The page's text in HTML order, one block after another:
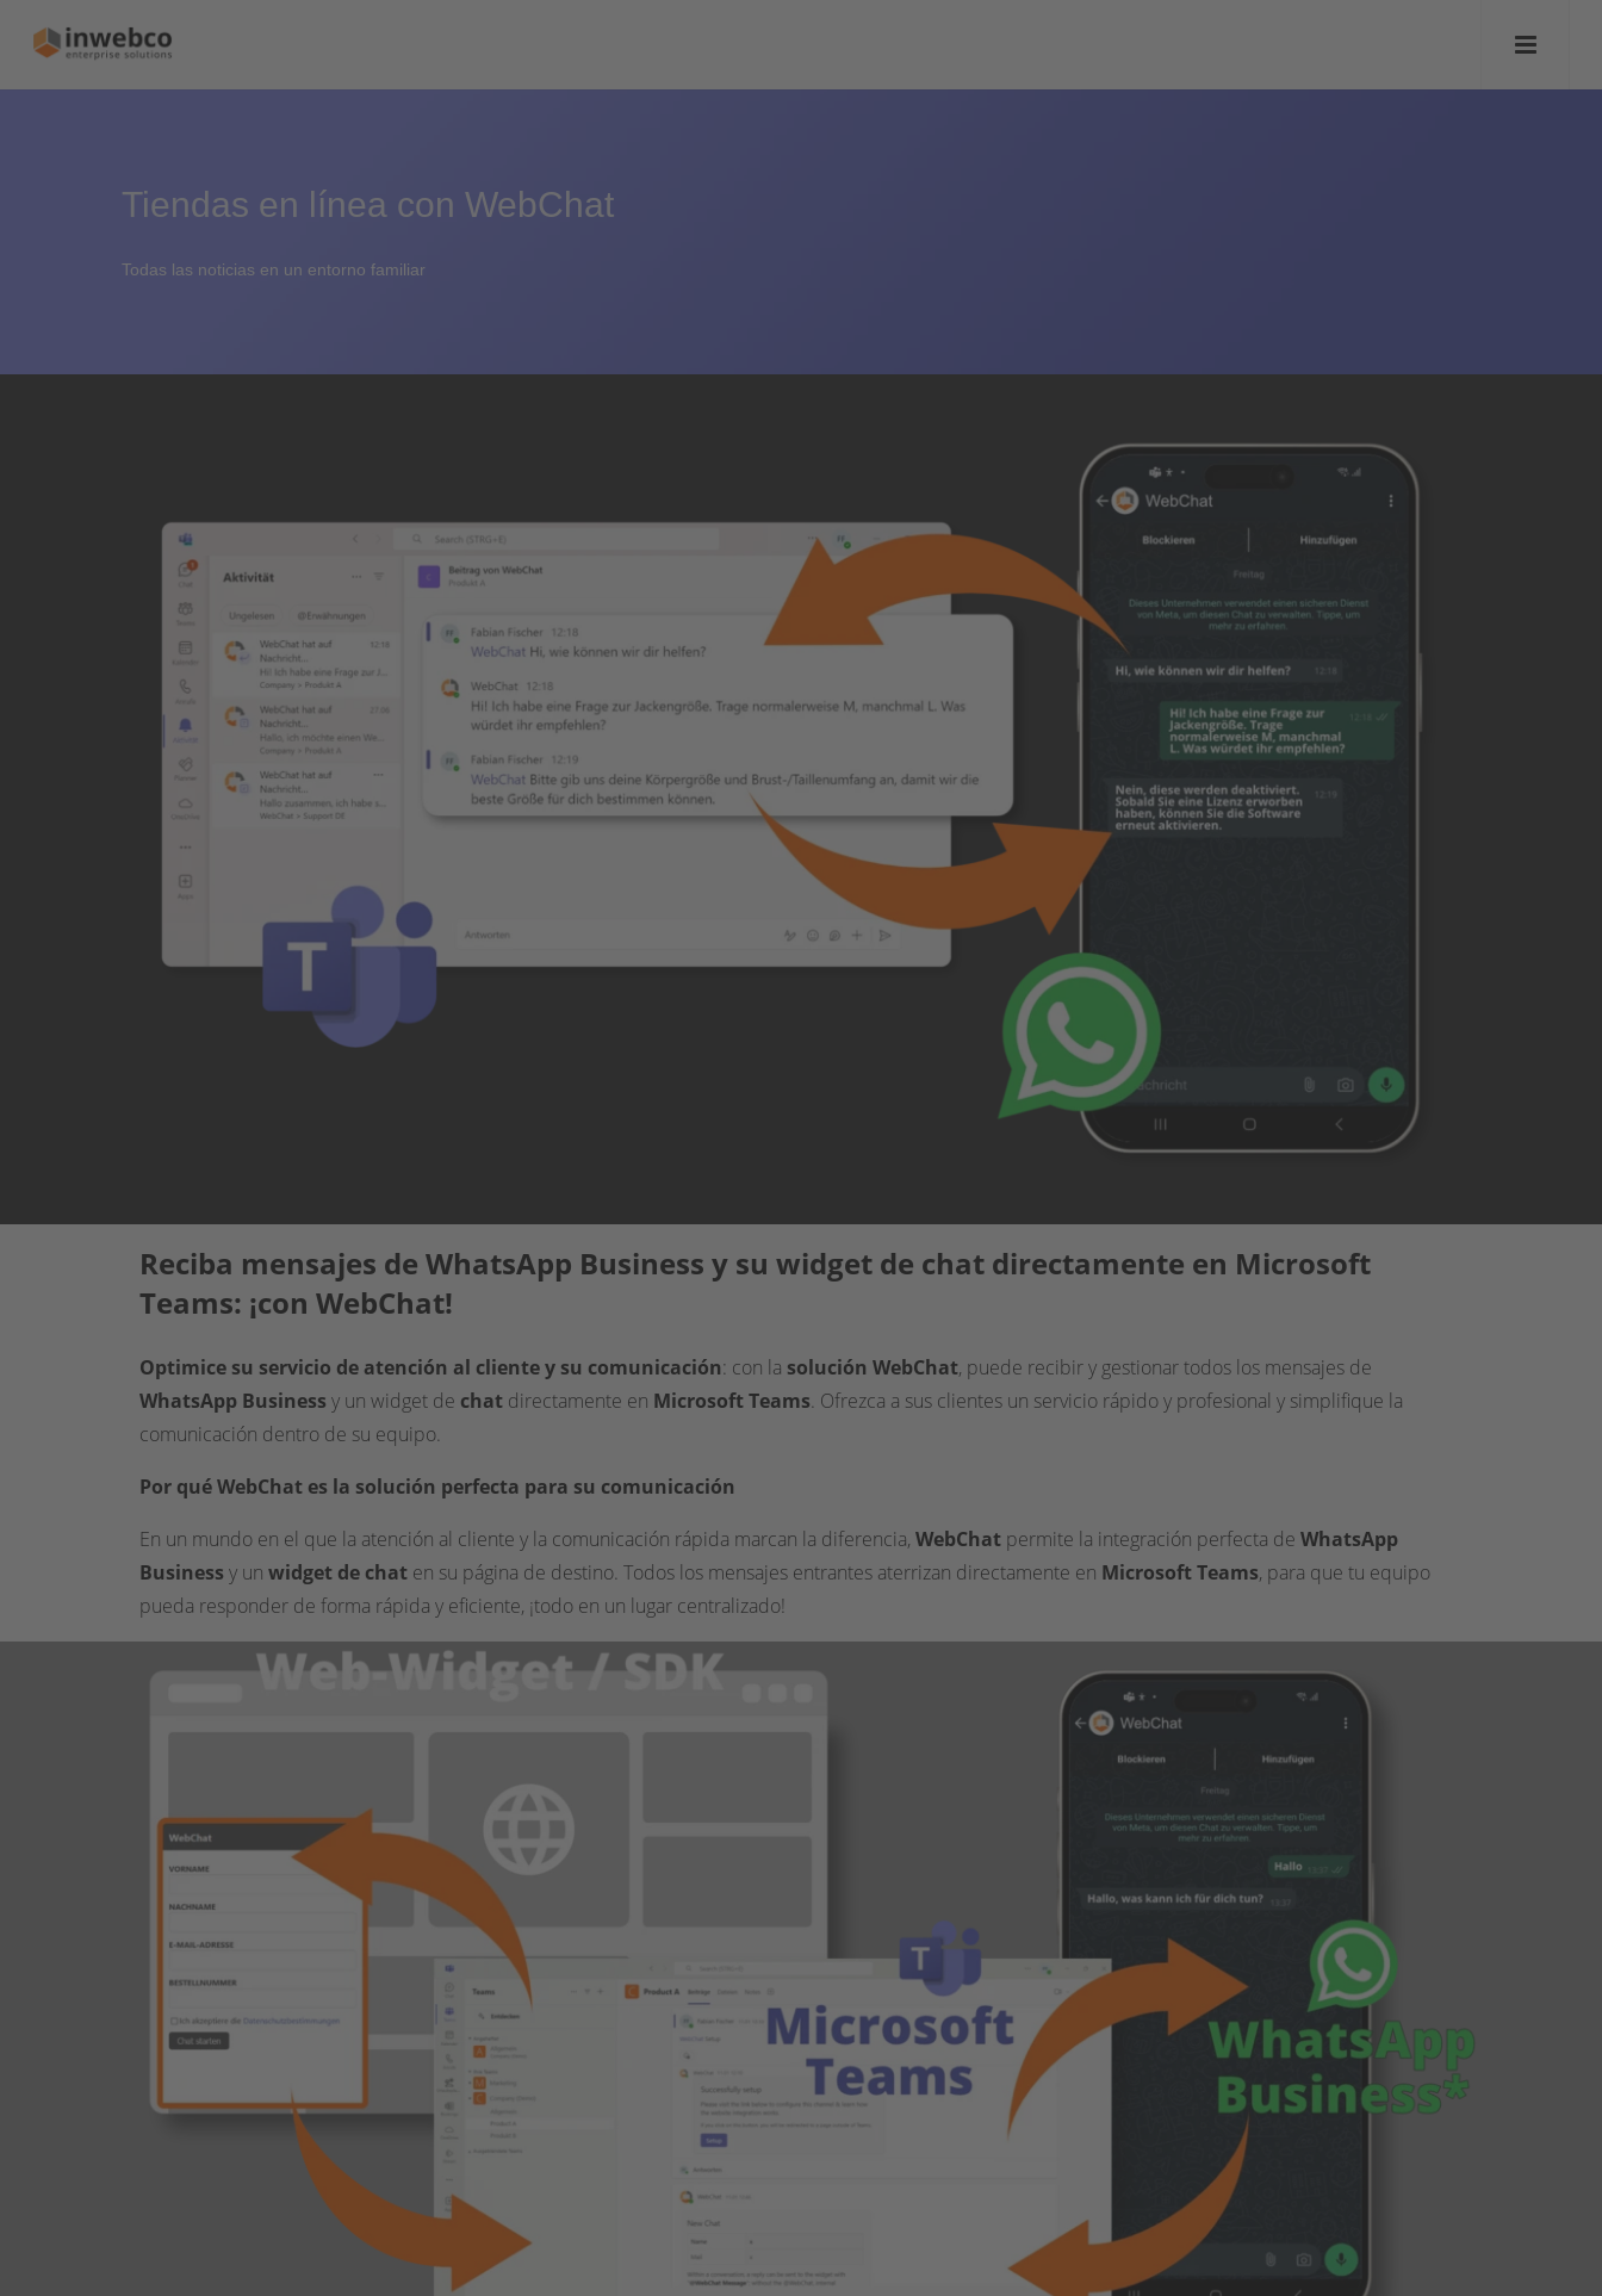
Tiendas en línea con WebChat
Todas las noticias en un entorno familiar
Reciba mensajes de WhatsApp Business y su widget de chat directamente en Microsoft
Teams: ¡con WebChat!
Optimice su servicio de atención al cliente y su comunicación: con la solución WebChat, puede recibir y gestionar todos los mensajes de
WhatsApp Business y un widget de chat directamente en Microsoft Teams. Ofrezca a sus clientes un servicio rápido y profesional y simplifique la
comunicación dentro de su equipo.
Por qué WebChat es la solución perfecta para su comunicación
En un mundo en el que la atención al cliente y la comunicación rápida marcan la diferencia, WebChat permite la integración perfecta de WhatsApp
Business y un widget de chat en su página de destino. Todos los mensajes entrantes aterrizan directamente en Microsoft Teams, para que tu equipo
pueda responder de forma rápida y eficiente, ¡todo en un lugar centralizado!